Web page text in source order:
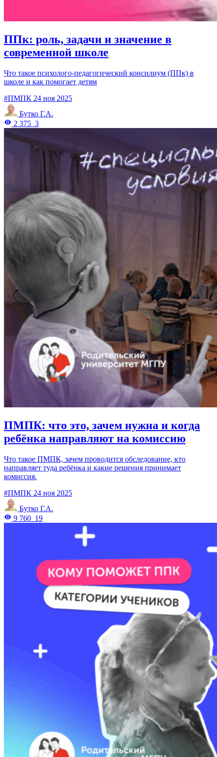
ППк: роль, задачи и значение в
современной школе
Что такое психолого-педагогический консилиум (ППк) в
школе и как помогает детям
#ПМПК 24 ноя 2025
Бутко Г.А.
2 375 3
ПМПК: что это, зачем нужна и когда
ребёнка направляют на комиссию
Что такое ПМПК, зачем проводится обследование, кто
направляет туда ребёнка и какие решения принимает
комиссия.
#ПМПК 24 ноя 2025
Бутко Г.А.
9 760 19